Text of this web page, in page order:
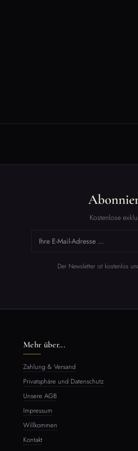
Kostenlose
Der Newsletter ist kostenlos
Mehr über...
Zahlung & Versand
Privatsphäre und Datenschutz
Unsere AGB
Impressum
Willkommen
Kontakt